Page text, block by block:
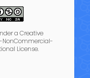
a Creative
License.